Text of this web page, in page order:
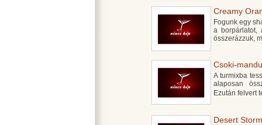
Creamy
Fogunk egy
a borpárlatot,
összerázzuk,
Csoki-
A turmixba
alaposan
Ezután felvert
Desert